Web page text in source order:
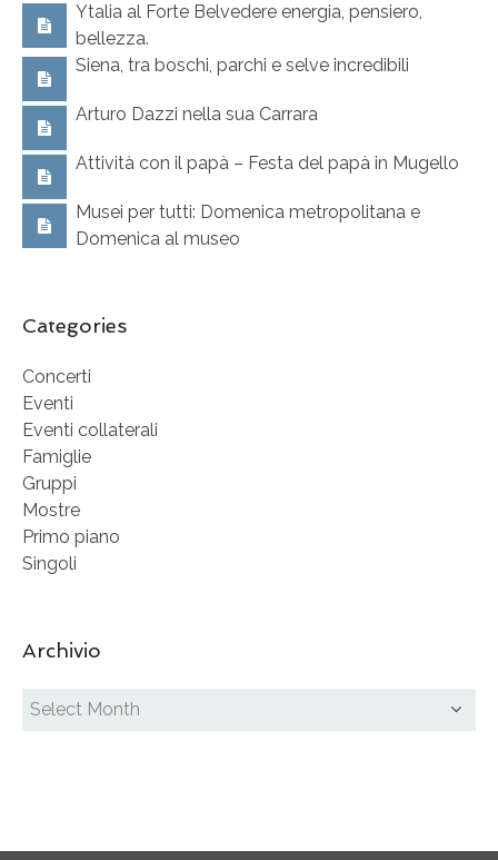
Ytalia al Forte Belvedere energia, pensiero,
bellezza.
Siena, tra boschi, parchi e selve incredibili
Arturo Dazzi nella sua Carrara
Attività con il papà – Festa del papà in Mugello
Musei per tutti: Domenica metropolitana e
Domenica al museo
Categories
Concerti
Eventi
Eventi collaterali
Famiglie
Gruppi
Mostre
Primo piano
Singoli
Archivio